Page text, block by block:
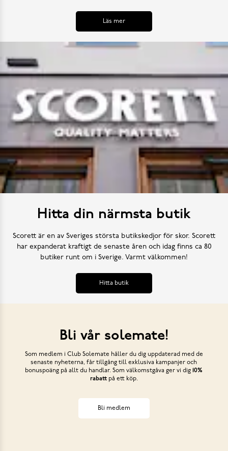
Läs mer
Hitta din närmsta butik
Scorett är en av Sveriges största butikskedjor för skor. Scorett
har expanderat kraftigt de senaste åren och idag finns ca 80
butiker runt om i Sverige. Varmt välkommen!
Hitta butik
Bli vår solemate!
Som medlem i Club Solemate håller du dig uppdaterad med de
senaste nyheterna, får tillgång till exklusiva kampanjer och
bonuspoäng på allt du handlar. Som välkomstgåva ger vi dig10%
rabattpå ett köp.
Bli medlem